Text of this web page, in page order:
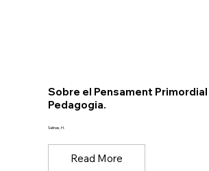
Sobre el Pensament Primordial
Pedagogia.
Salinas, H.
Read More